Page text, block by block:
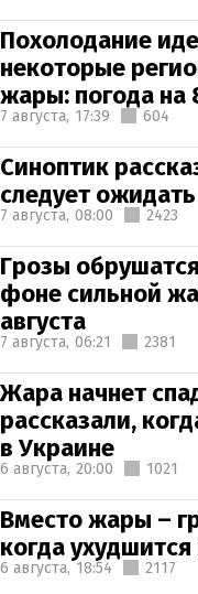
Похолодание
некоторые
жары: погода на
7 августа, 17:39 604
Синоптик
следует
7 августа, 08:00 2423
Грозы
фоне сильной
августа
7 августа, 06:21 2381
Жара начнет
рассказали,
в Украине
6 августа, 20:00 1021
Вместо жары –
когда ухудшится
6 августа, 18:54 2117